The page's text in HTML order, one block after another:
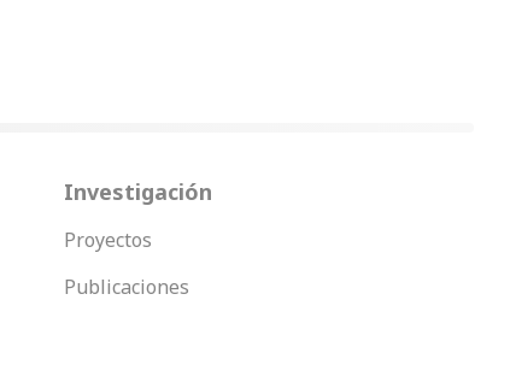
Investigación
Proyectos
Publicaciones